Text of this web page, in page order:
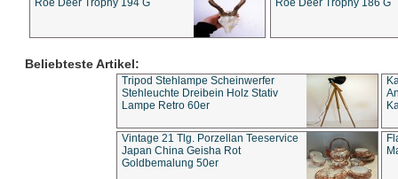
Roe Deer Trophy 194 G
Roe Deer Trophy 186 G
Beliebteste Artikel:
Tripod Stehlampe Scheinwerfer
Stehleuchte Dreibein Holz Stativ
Lampe Retro 60er
Vintage 21 Tlg. Porzellan Teeservice
Japan China Geisha Rot
Goldbemalung 50er